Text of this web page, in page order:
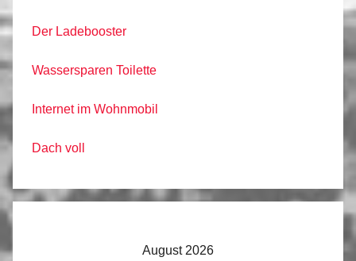
Der Ladebooster
Wassersparen Toilette
Internet im Wohnmobil
Dach voll
August 2026